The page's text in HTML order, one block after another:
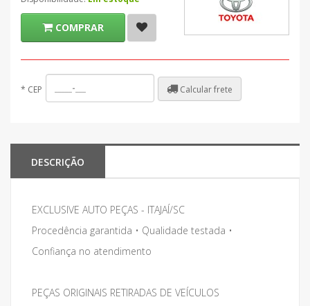
COMPRAR
* CEP Calcular frete
DESCRIÇÃO
EXCLUSIVE AUTO PEÇAS - ITAJAÍ/SC
Procedência garantida • Qualidade testada •
Confiança no atendimento
PEÇAS ORIGINAIS RETIRADAS DE VEÍCULOS